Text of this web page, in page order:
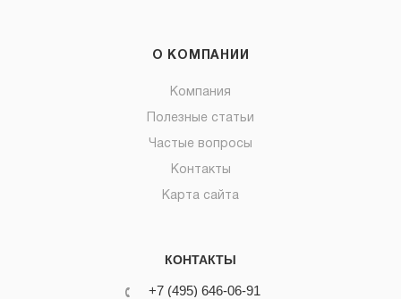
О КОМПАНИИ
Компания
Полезные статьи
Частые вопросы
Контакты
Карта сайта
КОНТАКТЫ
+7 (495) 646-06-91